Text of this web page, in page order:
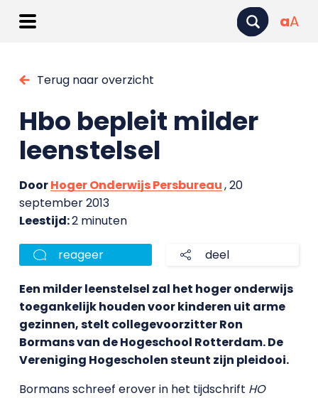
aA
Terug naar overzicht
Hbo bepleit milder
leenstelsel
DoorHoger Onderwijs Persbureau, 20
september 2013
Leestijd:2 minuten
reageer deel
Een milder leenstelsel zal het hoger onderwijs
toegankelijk houden voor kinderen uit arme
gezinnen, stelt collegevoorzitter Ron
Bormans van de Hogeschool Rotterdam. De
Vereniging Hogescholen steunt zijn pleidooi.
Bormans schreef erover in het tijdschrift HO